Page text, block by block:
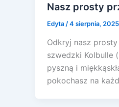
Nasz prosty
Edyta /4 sierpnia, 2025
Odkryj nasz
szwedzki Kolbulle
pyszną i
pokochasz na